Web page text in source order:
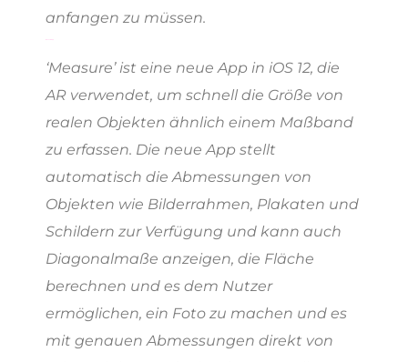
anfangen zu müssen.
‘Measure’ ist eine neue App in iOS 12, die
AR verwendet, um schnell die Größe von
realen Objekten ähnlich einem Maßband
zu erfassen. Die neue App stellt
automatisch die Abmessungen von
Objekten wie Bilderrahmen, Plakaten und
Schildern zur Verfügung und kann auch
Diagonalmaße anzeigen, die Fläche
berechnen und es dem Nutzer
ermöglichen, ein Foto zu machen und es
mit genauen Abmessungen direkt von